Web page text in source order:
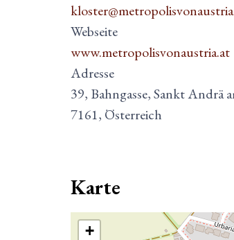
Webseite
www.metropolisvonaustria.at
Adresse
39, Bahngasse, Sankt Andrä
7161, Österreich
Karte
+